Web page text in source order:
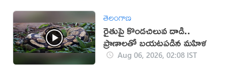
తెలంగాణ
రైతుపై కొండచిలువ దాడి..
ప్రాణాలతో బయటపడిన మహిళ
Aug 06, 2026, 02:08 IST